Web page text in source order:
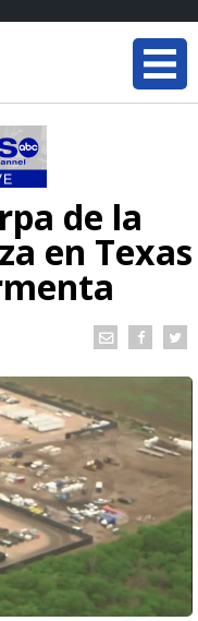
de la
en Texas